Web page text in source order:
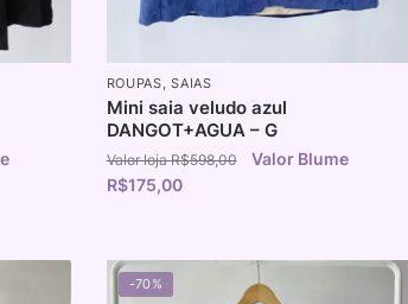
ROUPAS,SAIAS
Mini saia veludo azul
DANGOT+AGUA – G
R$598,00
R$175,00
-70%